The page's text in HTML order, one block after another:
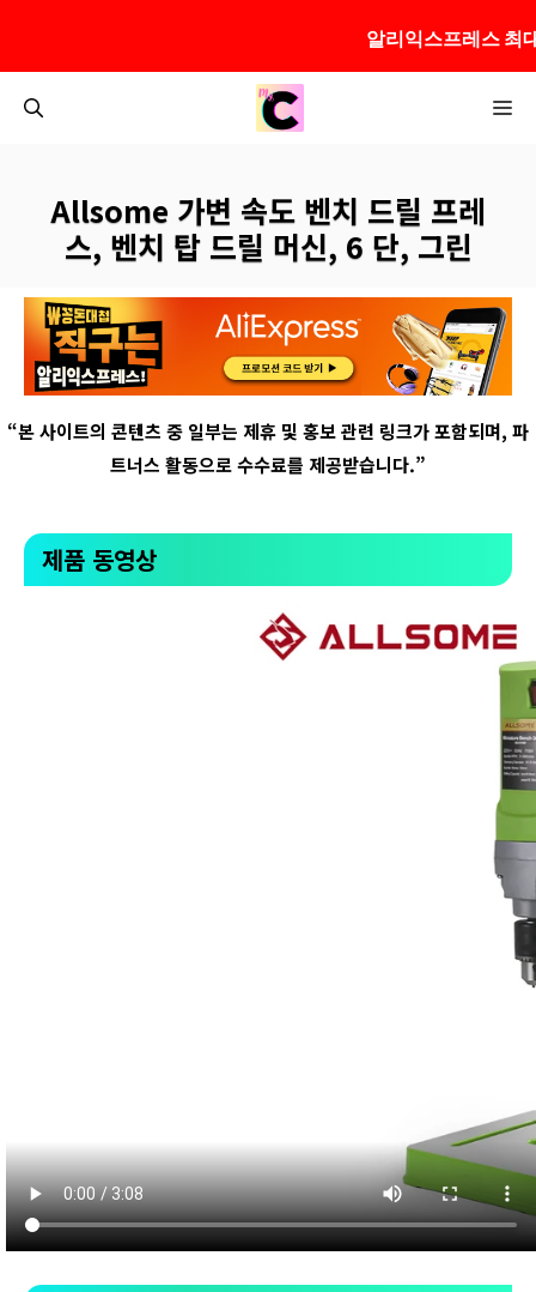
Allsome 가변 속도 벤치 드릴 프레
스, 벤치 탑 드릴 머신, 6 단, 그린
“본 사이트의 콘텐츠 중 일부는 제휴 및 홍보 관련 링크가 포함되며, 파
트너스 활동으로 수수료를 제공받습니다.”
제품 동영상
알리익스프레스 최